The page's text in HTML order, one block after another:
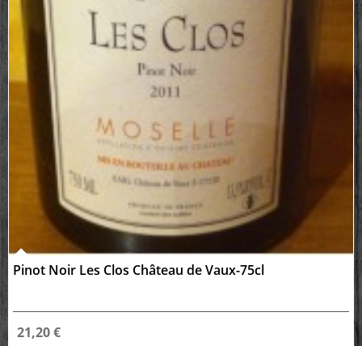
Pinot Noir Les Clos Château de Vaux-75cl
21,20 €